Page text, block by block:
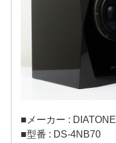
■メーカー : DIATONE
■型番 : DS-4NB70